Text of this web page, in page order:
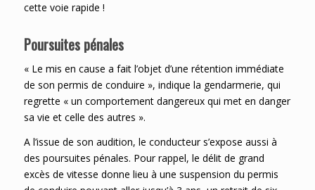
cette voie rapide !
Poursuites pénales
« Le mis en cause a fait l’objet d’une rétention immédiate
de son permis de conduire », indique la gendarmerie, qui
regrette « un comportement dangereux qui met en danger
sa vie et celle des autres ».
A l’issue de son audition, le conducteur s’expose aussi à
des poursuites pénales. Pour rappel, le délit de grand
excès de vitesse donne lieu à une suspension du permis